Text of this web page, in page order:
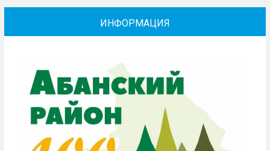
ИНФОРМАЦИЯ